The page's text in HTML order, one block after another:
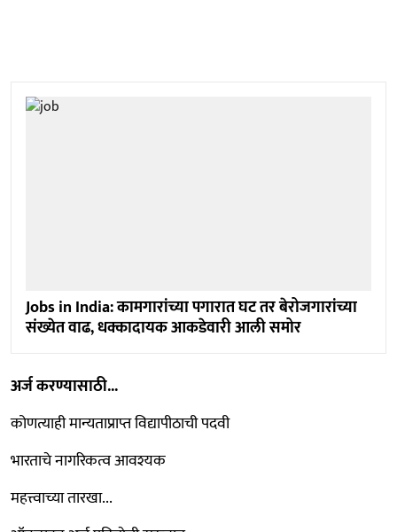
Jobs in India: कामगारांच्या पगारात घट तर बेरोजगारांच्या
संख्येत वाढ, धक्कादायक आकडेवारी आली समोर
अर्ज करण्यासाठी...
कोणत्याही मान्यताप्राप्त विद्यापीठाची पदवी
भारताचे नागरिकत्व आवश्यक
महत्त्वाच्या तारखा...